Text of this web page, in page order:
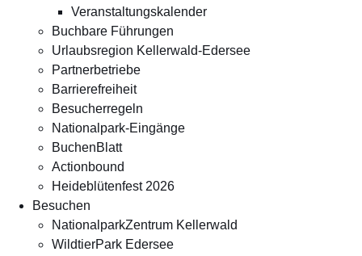
Veranstaltungskalender
Buchbare Führungen
Urlaubsregion Kellerwald-Edersee
Partnerbetriebe
Barrierefreiheit
Besucherregeln
Nationalpark-Eingänge
BuchenBlatt
Actionbound
Heideblütenfest 2026
Besuchen
NationalparkZentrum Kellerwald
WildtierPark Edersee